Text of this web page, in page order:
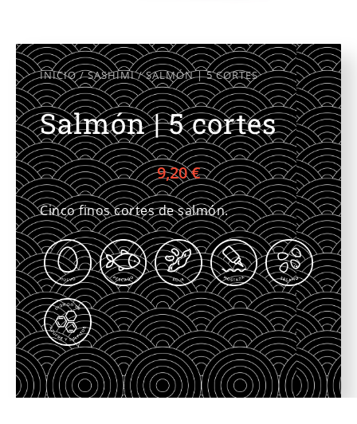
INICIO/SASHIMI/ SALMÓN | 5 CORTES
Salmón | 5 cortes
9,20€
Cinco finos cortes de salmón.